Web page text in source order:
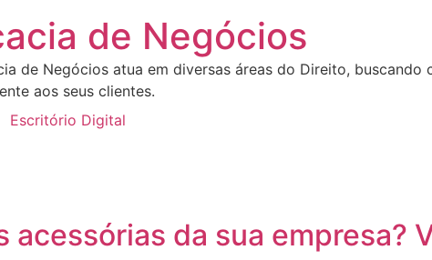
de Negócios
de Negócios atua em diversas áreas do Direito, buscando
aos seus clientes.
Escritório Digital
acessórias da sua empresa?